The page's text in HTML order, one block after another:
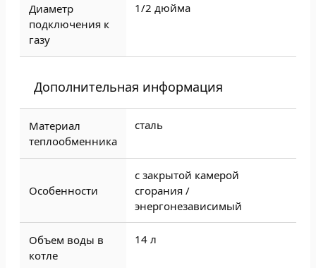
Диаметр
подключения к
газу
1/2 дюйма
Дополнительная информация
Материал
теплообменника
сталь
Особенности
с закрытой камерой
сгорания /
энергонезависимый
Объем воды в
котле
14 л